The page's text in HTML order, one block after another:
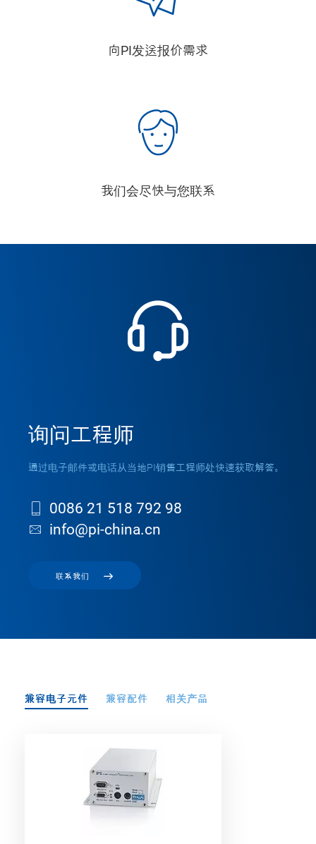
向PI发送报价需求
我们会尽快与您联系
询问工程师
通过电子邮件或电话从当地PI销售工程师处快速获取解答。
0086 21 518 792 98
info@pi-china.cn
联系我们
兼容电子元件 兼容配件 相关产品